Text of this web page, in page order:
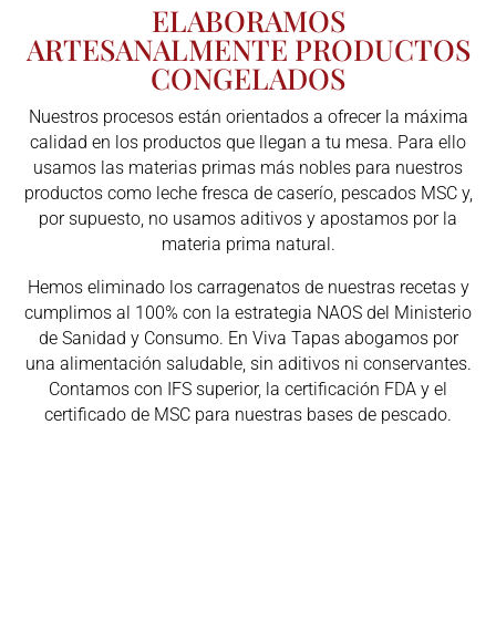
ELABORAMOS
ARTESANALMENTE PRODUCTOS
CONGELADOS
Nuestros procesos están orientados a ofrecer la máxima
calidad en los productos que llegan a tu mesa. Para ello
usamos las materias primas más nobles para nuestros
productos como leche fresca de caserío, pescados MSC y,
por supuesto, no usamos aditivos y apostamos por la
materia prima natural.
Hemos eliminado los carragenatos de nuestras recetas y
cumplimos al 100% con la estrategia NAOS del Ministerio
de Sanidad y Consumo. En Viva Tapas abogamos por
una alimentación saludable, sin aditivos ni conservantes.
Contamos con IFS superior, la certificación FDA y el
certificado de MSC para nuestras bases de pescado.